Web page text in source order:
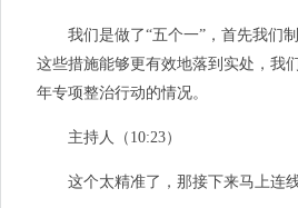
我们是做了“五个一”，首先我们制
这些措施能够更有效地落到实处，我
年专项整治行动的情况。
主持人（10:23）
这个太精准了，那接下来马上连线